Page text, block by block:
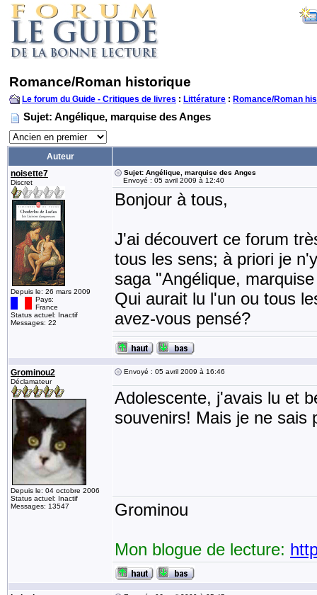
Romance/Roman historique
Le forum du Guide - Critiques de livres : Littérature : Romance/Roman
Sujet: Angélique, marquise des Anges
Auteur
noisette7
Discret
Depuis le: 26 mars 2009
Pays:
France
Status actuel: Inactif
Messages: 22
Sujet: Angélique, marquise des Anges
Envoyé : 05 avril 2009 à 12:40
Bonjour à tous,
J'ai découvert ce forum
tous les sens; à priori je
saga "Angélique,
Qui aurait lu l'un ou tous
avez-vous pensé?
Grominou2
Déclamateur
Depuis le: 04 octobre 2006
Status actuel: Inactif
Messages: 13547
Envoyé : 05 avril 2009 à 16:46
Adolescente, j'avais lu et
souvenirs! Mais je ne sais
Grominou
Mon blogue de lecture: